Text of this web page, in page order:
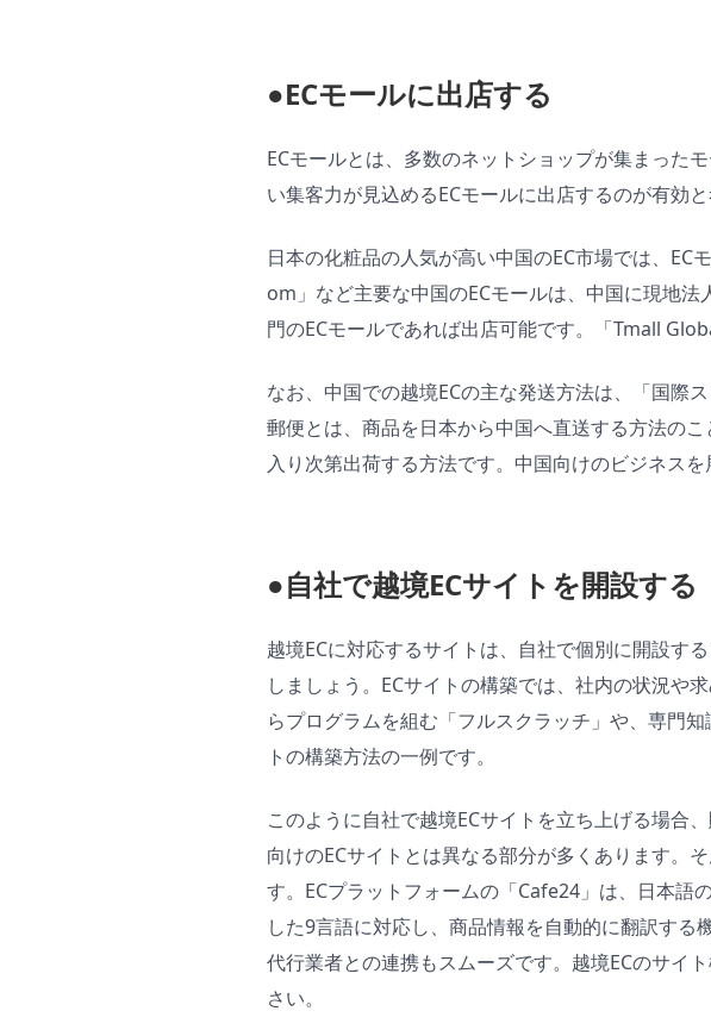
●ECモールに出店する
ECモールとは、多数のネットショップが集まった
い集客力が見込めるECモールに出店するのが有効と
日本の化粧品の人気が高い中国のEC市場では、
om」など主要な中国のECモールは、中国に現地
門のECモールであれば出店可能です。「Tmall
なお、中国での越境ECの主な発送方法は、「国際
郵便とは、商品を日本から中国へ直送する方法の
入り次第出荷する方法です。中国向けのビジネス
●自社で越境ECサイトを開設する
越境ECに対応するサイトは、自社で個別に開設す
しましょう。ECサイトの構築では、社内の状況や
らプログラムを組む「フルスクラッチ」や、専門
トの構築方法の一例です。
このように自社で越境ECサイトを立ち上げる場合
向けのECサイトとは異なる部分が多くあります。
す。ECプラットフォームの「Cafe24」は、日本語
した9言語に対応し、商品情報を自動的に翻訳す
代行業者との連携もスムーズです。越境ECのサイ
さい。